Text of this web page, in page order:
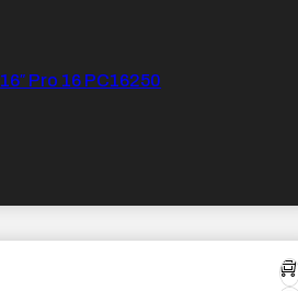
16″ Pro 16 PC16250